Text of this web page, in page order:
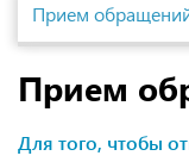
Прием
Прием
Для того, чтобы